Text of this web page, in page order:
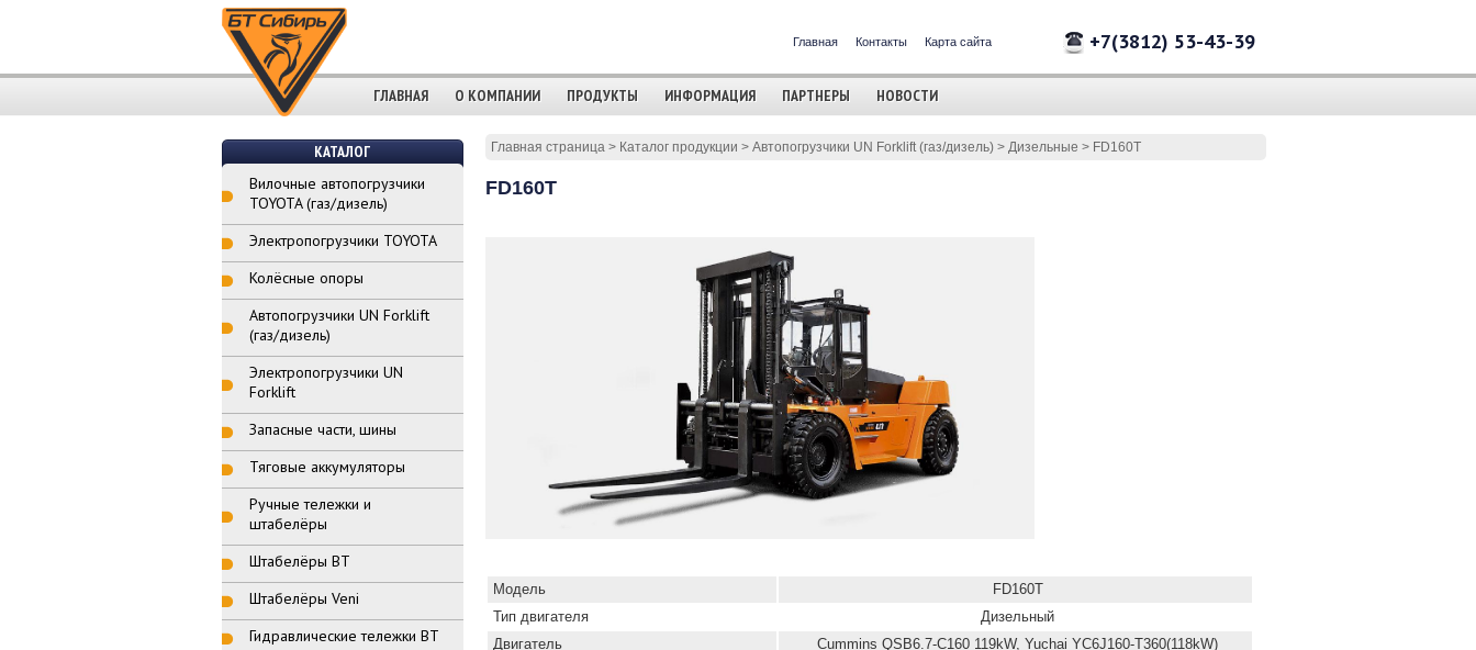
Главная Контакты Карта сайта +7(3812) 53-43-39
ГЛАВНАЯ О КОМПАНИИ ПРОДУКТЫ ИНФОРМАЦИЯ ПАРТНЕРЫ НОВОСТИ
КАТАЛОГ
Вилочные автопогрузчики
TOYOTA (газ/дизель)
Электропогрузчики TOYOTA
Колёсные опоры
Автопогрузчики UN Forklift
(газ/дизель)
Электропогрузчики UN
Forklift
Запасные части, шины
Тяговые аккумуляторы
Ручные тележки и
штабелёры
Штабелёры BT
Штабелёры Veni
Гидравлические тележки BT
Главная страница> Каталог продукции > Автопогрузчики UN Forklift (газ/дизель)> Дизельные > FD160T
FD160T
Модель
FD160T
Тип двигателя
Дизельный
Двигатель
Cummins QSB6.7-C160 119kW, Yuchai YC6J160-T360(118kW)